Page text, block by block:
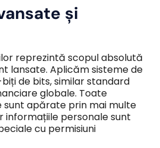
și
reprezintă scopul absolută
lansate. Aplicăm sisteme de
de bits, similar standard
globale. Toate
apărate prin mai multe
informațiile personale sunt
cu permisiuni